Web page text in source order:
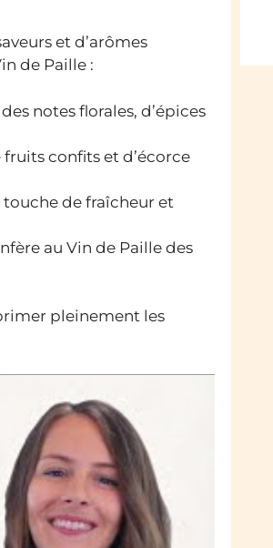
et d’arômes
de Paille :
notes florales, d’épices
confits et d’écorce
de fraîcheur et
au Vin de Paille des
pleinement les